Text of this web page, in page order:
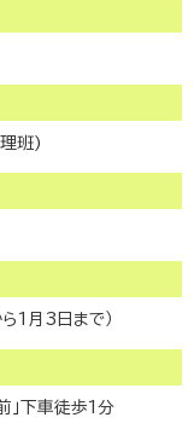
班)
1月3日まで）
」下車徒歩1分